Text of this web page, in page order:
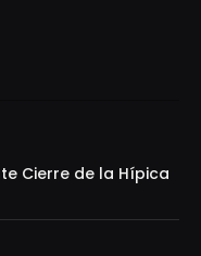
Cierre de la Hípica